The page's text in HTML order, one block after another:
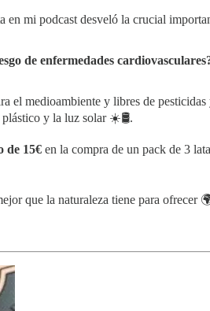
mi podcast desveló la crucial
de enfermedades
medioambiente y libres de
plástico y la luz solar ☀️🛢.
de 15€ en la compra de un pack de 3
que la naturaleza tiene para ofrecer